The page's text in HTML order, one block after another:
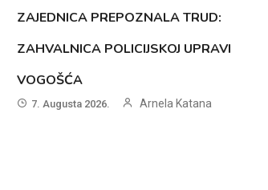
ZAJEDNICA PREPOZNALA TRUD:
ZAHVALNICA POLICIJSKOJ UPRAVI
VOGOŠĆA
7. Augusta 2026. Arnela Katana